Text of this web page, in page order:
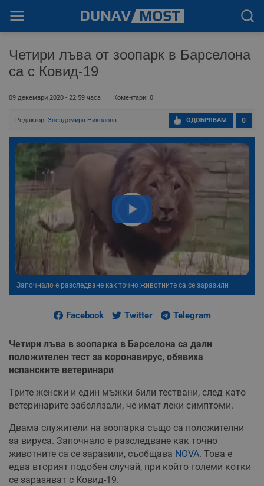
Четири лъва от зоопарк в Барселона
са с Ковид-19
09 декември 2020 - 22:59 часа Коментари: 0
Редактор: Звездомира Николова 0
ОДОБРЯВАМ
Започнало е разследване как точно животните са се заразили
Facebook Twitter Telegram
Четири лъва в зоопарка в Барселона са дали
положителен тест за коронавирус, обявиха
испанските ветеринари
Трите женски и един мъжки били тествани, след като
ветеринарите забелязали, че имат леки симптоми.
Двама служители на зоопарка също са положителни
за вируса. Започнало е разследване как точно
животните са се заразили, съобщава NOVA. Това е
едва вторият подобен случай, при който големи котки
се заразяват с Ковид-19.